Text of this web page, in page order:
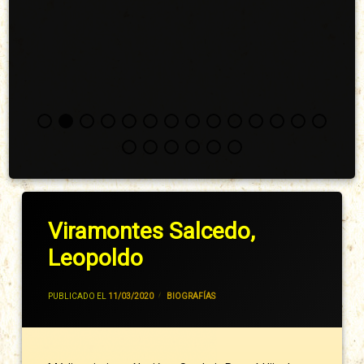
Viramontes Salcedo,
Leopoldo
PUBLICADO EL 11/03/2020
JIVANCM
CATEGORÍAS:
BIOGRAFÍAS